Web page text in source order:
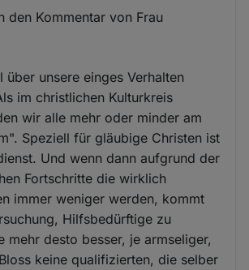
den Kommentar von Frau
über unsere einges Verhalten
im christlichen Kulturkreis
wir alle mehr oder minder am
Speziell für gläubige Christen ist
Und wenn dann aufgrund der
Fortschritte die wirklich
immer weniger werden, kommt
Hilfsbedürftige zu
mehr desto besser, je armseliger,
keine qualifizierten, die selber